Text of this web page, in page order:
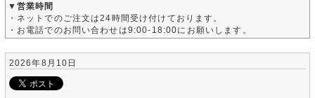
▼営業時間
・ネットでのご注文は24時間受け付けております。
・お電話でのお問い合わせは9:00-18:00にお願いします。
2026年8月10日